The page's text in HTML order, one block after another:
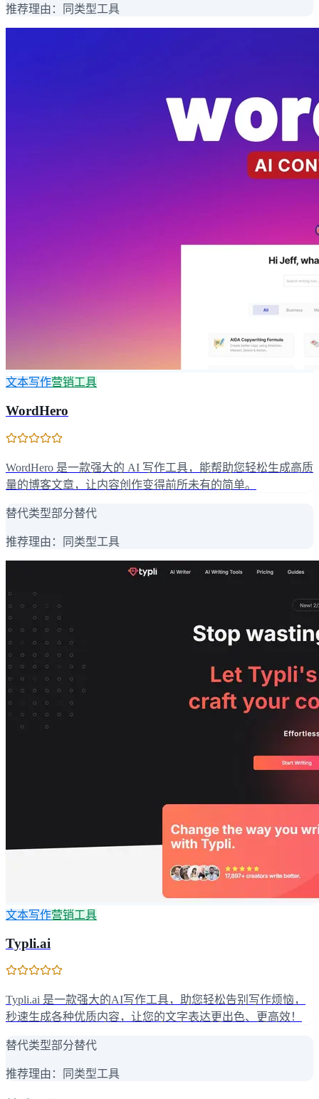
推荐理由： 同类型工具
文本写作营销工具
WordHero
WordHero 是一款强大的 AI 写作工具，能帮助您轻松生成高质
量的博客文章，让内容创作变得前所未有的简单。
替代类型部分替代
推荐理由： 同类型工具
文本写作营销工具
Typli.ai
Typli.ai 是一款强大的AI写作工具，助您轻松告别写作烦恼，
秒速生成各种优质内容，让您的文字表达更出色、更高效！
替代类型部分替代
推荐理由： 同类型工具